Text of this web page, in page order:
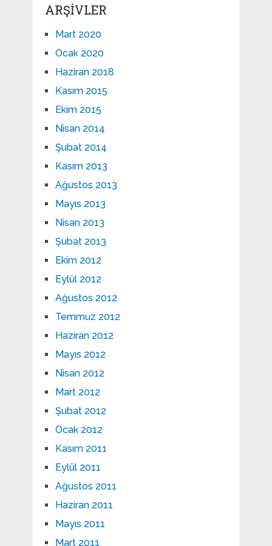
ARŞIVLER
Mart 2020
Ocak 2020
Haziran 2018
Kasım 2015
Ekim 2015
Nisan 2014
Şubat 2014
Kasım 2013
Ağustos 2013
Mayıs 2013
Nisan 2013
Şubat 2013
Ekim 2012
Eylül 2012
Ağustos 2012
Temmuz 2012
Haziran 2012
Mayıs 2012
Nisan 2012
Mart 2012
Şubat 2012
Ocak 2012
Kasım 2011
Eylül 2011
Ağustos 2011
Haziran 2011
Mayıs 2011
Mart 2011